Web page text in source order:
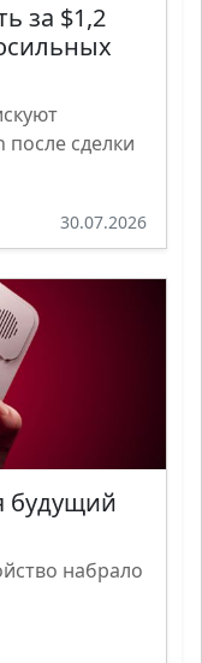
за $1,2
сделки
30.07.2026
будущий
набрало